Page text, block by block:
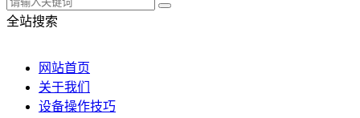
全站搜索
网站首页
关于我们
设备操作技巧